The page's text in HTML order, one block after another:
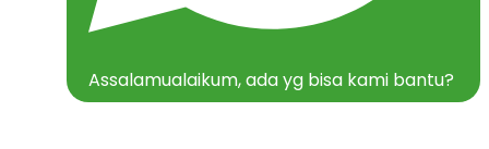
Assalamualaikum, ada yg bisa kami bantu?